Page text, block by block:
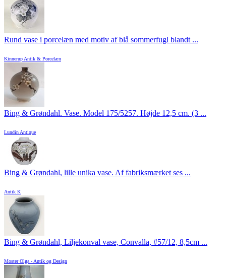
Rund vase i porcelæn med motiv af blå sommerfugl blandt ...
Kinnerup Antik & Porcelæn
Bing & Grøndahl. Vase. Model 175/5257. Højde 12,5 cm. (3 ...
Lundin Antique
Bing & Grøndahl, lille unika vase. Af fabriksmærket ses ...
Antik K
Bing & Grøndahl, Liljekonval vase, Convalla, #57/12, 8,5cm ...
Moster Olga - Antik og Design